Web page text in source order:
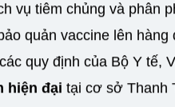
vụ tiêm chủng và phân
quản vaccine lên
quy định của Bộ Y tế,
hiện đại tại cơ sở Thanh